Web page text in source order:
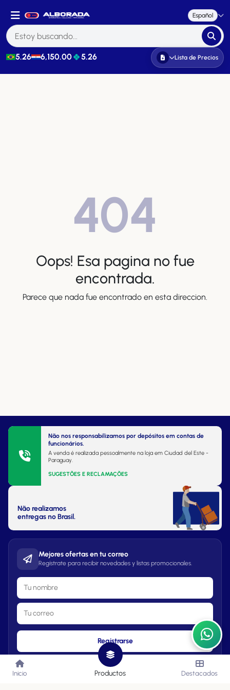
Español
5.26 6,150.00 5.26 Lista de Precios
404
Oops! Esa pagina no fue
encontrada.
Parece que nada fue encontrado en esta direccion.
Não nos responsabilizamos por depósitos em contas de
funcionários.
A venda é realizada pessoalmente na loja em Ciudad del Este -
Paraguay.
SUGESTÕES E RECLAMAÇÕES
Não realizamos
entregas no Brasil.
Mejores ofertas en tu correo
Regístrate para recibir novedades y listas promocionales.
Registrarse
Inicio Productos Destacados